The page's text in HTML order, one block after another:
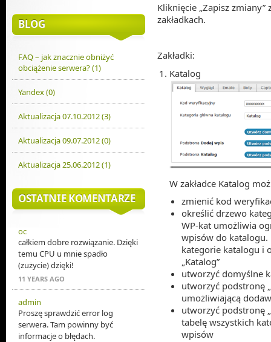
Kliknięcie „Zapisz
zakładkach.
Zakładki:
Katalog
W zakładce Katalog
zmienić kod
określić drzewo
WP-kat umożliwia
wpisów do
kategorie katalogu i
„Katalog”
utworzyć domyślne
utworzyć podstronę
umożliwiającą
utworzyć podstronę
tabelę wszystkich
wpisów
BLOG
FAQ – jak znacznie obniżyć
obciążenie serwera? (1)
Yandex (0)
Aktualizacja 07.10.2012 (3)
Aktualizacja 09.07.2012 (0)
Aktualizacja 25.06.2012 (1)
OSTATNIE KOMENTARZE
oc
całkiem dobre rozwiązanie. Dzięki
temu CPU u mnie spadło
(zużycie) dzięki!
11 YEARS AGO
admin
Proszę sprawdzić error log
serwera. Tam powinny być
informacje o błędach.